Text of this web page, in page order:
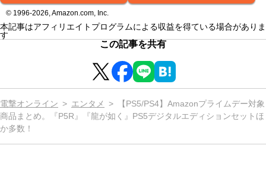
© 1996-2026, Amazon.com, Inc.
本記事はアフィリエイトプログラムによる収益を得ている場合がありま
す
この記事を共有
電撃オンライン エンタメ
【PS5/PS4】Amazonプライムデー対象
商品まとめ。『P5R』『龍が如く』PS5デジタルエディションセットほ
か多数！